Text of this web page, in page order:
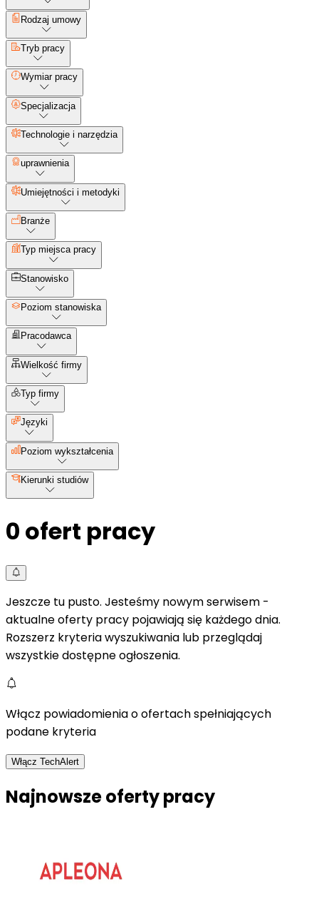
Rodzaj umowy
Tryb pracy
Wymiar pracy
Specjalizacja
Technologie i narzędzia
uprawnienia
Umiejętności i metodyki
Branże
Typ miejsca pracy
Stanowisko
Poziom stanowiska
Pracodawca
Wielkość firmy
Typ firmy
Języki
Poziom wykształcenia
Kierunki studiów
0 ofert pracy
Jeszcze tu pusto. Jesteśmy nowym serwisem -
aktualne oferty pracy pojawiają się każdego dnia.
Rozszerz kryteria wyszukiwania lub przeglądaj
wszystkie dostępne ogłoszenia.
Włącz powiadomienia o ofertach spełniających
podane kryteria
Włącz TechAlert
Najnowsze oferty pracy